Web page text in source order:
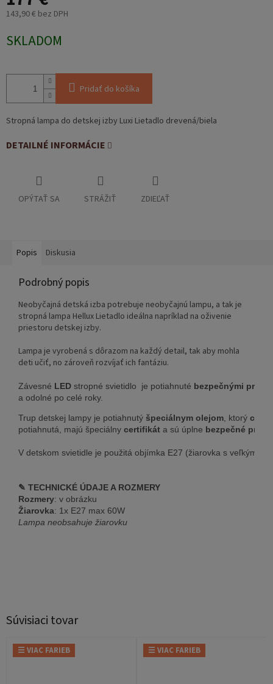
O
143,90 € bez DPH
cena:
SKLADOM
Pridať do košíka
Stropná lampa do detskej izby Luxi Lietadlo drevená/biela
DETAILNÉ INFORMÁCIE
OPÝTAŤ SA STRÁŽIŤ ZDIEĽAŤ
Súvisiaci tovar
☰ VIAC FARIEB ☰ VIAC FARIEB
Popis Diskusia
Podrobný popis
Neobyčajná detská izba potrebuje neobyčajnú lampu, a tak je
stropná lampa Hellux Lietadlo ideálna napríklad na oživenie
priestoru detskej izby.
Lampa je vyrobená s dôrazom na každý detail, tak aby mohla
deti učiť, no zároveň rozvíjať ich fantáziu.
Závesné LED stropné svietidlo  je potiahnuté bezpečnými
a odolné po celé roky.
Trup detskej lampy je potiahnutý špeciálnym olejom , ktorý
potiahnutá, majú špeciálny certifikát a sú úplne bezpečné pre
V detskom svietidle je použitá objímka E27 (žiarovka s veľkým
✎ TECHNICKÉ ÚDAJE A ROZMERY
Rozmery: v obrázku
Žiarovka: 1x E27 max 60W
Lampa neobsahuje žiarovku